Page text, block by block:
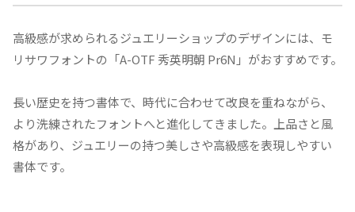
高級感が求められるジュエリーショップのデザインには、モ
リサワフォントの「A-OTF 秀英明朝 Pr6N」がおすすめです。
長い歴史を持つ書体で、時代に合わせて改良を重ねながら、
より洗練されたフォントへと進化してきました。上品さと風
格があり、ジュエリーの持つ美しさや高級感を表現しやすい
書体です。